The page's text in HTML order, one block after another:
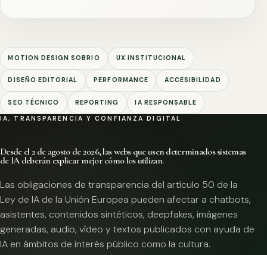
MOTION DESIGN SOBRIO UX INSTITUCIONAL
DISEÑO EDITORIAL PERFORMANCE ACCESIBILIDAD
SEO TÉCNICO REPORTING IA RESPONSABLE
IA, TRANSPARENCIA Y CONFIANZA DIGITAL
Desde el 2 de agosto de 2026, las webs que usen determinados sistemas
de IA deberán explicar mejor cómo los utilizan.
Las obligaciones de transparencia del artículo 50 de la
Ley de IA de la Unión Europea pueden afectar a chatbots,
asistentes, contenidos sintéticos, deepfakes, imágenes
generadas, audio, vídeo y textos publicados con ayuda de
IA en ámbitos de interés público como la cultura.